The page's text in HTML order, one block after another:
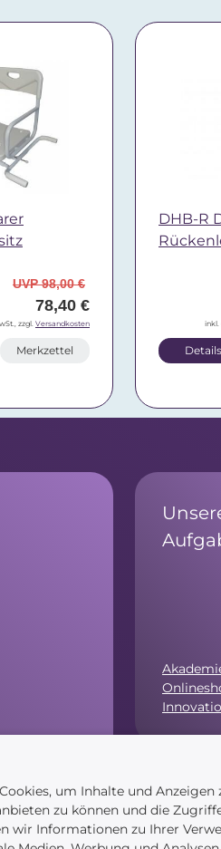
UVP 98,00 €
78,40 €
zzgl.Versandkosten
Merkzettel
DHB-R
inkl.
Details
um Inhalte und
zu können und die
wir Informationen zu Ihrer